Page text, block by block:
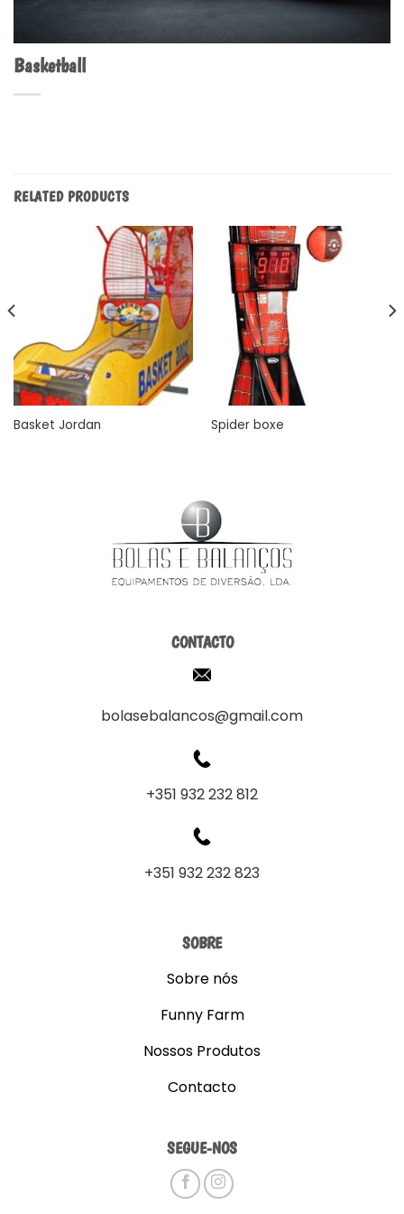
Basketball
RELATED PRODUCTS
Basket Jordan Spider boxe
CONTACTO
bolasebalancos@gmail.com
+351 932 232 812
+351 932 232 823
SOBRE
Sobre nós
Funny Farm
Nossos Produtos
Contacto
SEGUE-NOS